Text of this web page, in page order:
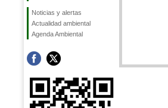
Noticias y alertas
Actualidad ambiental
Agenda Ambiental